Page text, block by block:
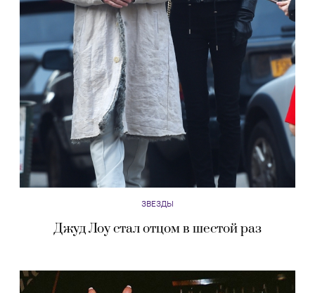
ЗВЕЗДЫ
Джуд Лоу стал отцом в шестой раз